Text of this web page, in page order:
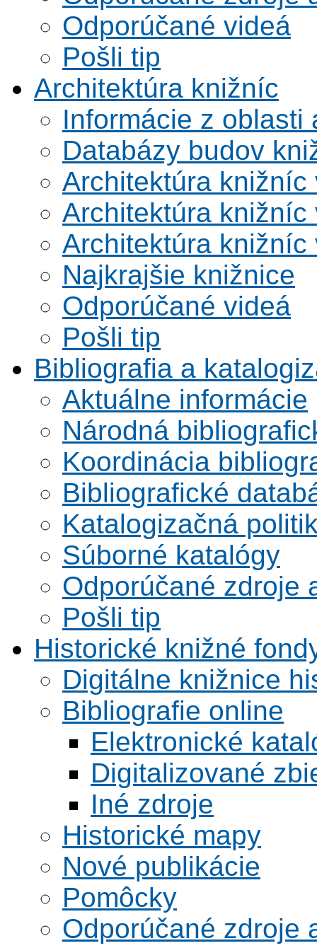
Odporúčané videá
Pošli tip
Architektúra knižníc
Informácie z oblasti
Databázy budov
Architektúra knižníc
Architektúra knižníc
Architektúra knižníc
Najkrajšie knižnice
Odporúčané videá
Pošli tip
Bibliografia a
Aktuálne informácie
Národná
Koordinácia
Bibliografické
Katalogizačná
Súborné katalógy
Odporúčané zdroje
Pošli tip
Historické knižné
Digitálne knižnice
Bibliografie online
Elektronické
Digitalizované
Iné zdroje
Historické mapy
Nové publikácie
Pomôcky
Odporúčané zdroje